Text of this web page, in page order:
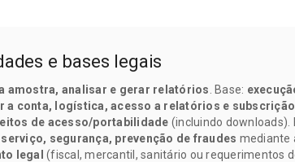
e bases legais
amostra, analisar e gerar relatórios . Base:
a conta, logística, acesso a relatórios e subscrição
de acesso/portabilidade (incluindo downloads).
segurança, prevenção de fraudes mediante
legal (fiscal, mercantil, sanitário ou requerimentos